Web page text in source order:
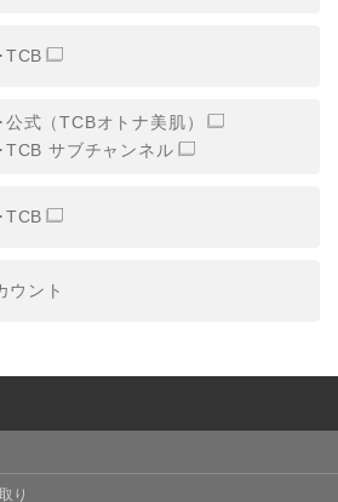
サービスの利用に関連して取得す
った各種サービスの内容、ご利用
連する情報
情報、アクセスログ等の利用状況に
者から間接的に収集する情報
エイトサービスプロバイダ等の第
端末等の情報
報を以下の目的で利用いたしま
TCB
公式（TCBオトナ美肌）
TCB サブチャンネル
TCB
ウント
り